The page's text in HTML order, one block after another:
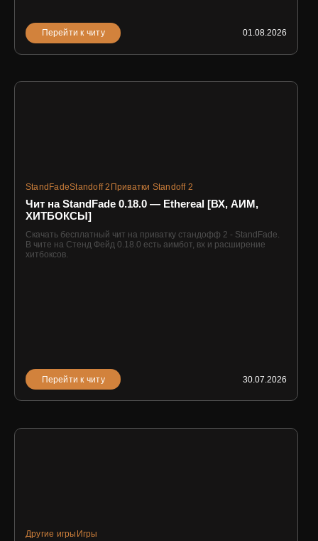
Перейти к читу 01.08.2026
StandFadeStandoff 2 Приватки Standoff 2
Чит на StandFade 0.18.0 — Ethereal [ВХ, АИМ,
ХИТБОКСЫ]
Скачать бесплатный чит на приватку стандофф 2 - StandFade.
В чите на Стенд Фейд 0.18.0 есть аимбот, вх и расширение
хитбоксов.
Перейти к читу 30.07.2026
Другие игры Игры